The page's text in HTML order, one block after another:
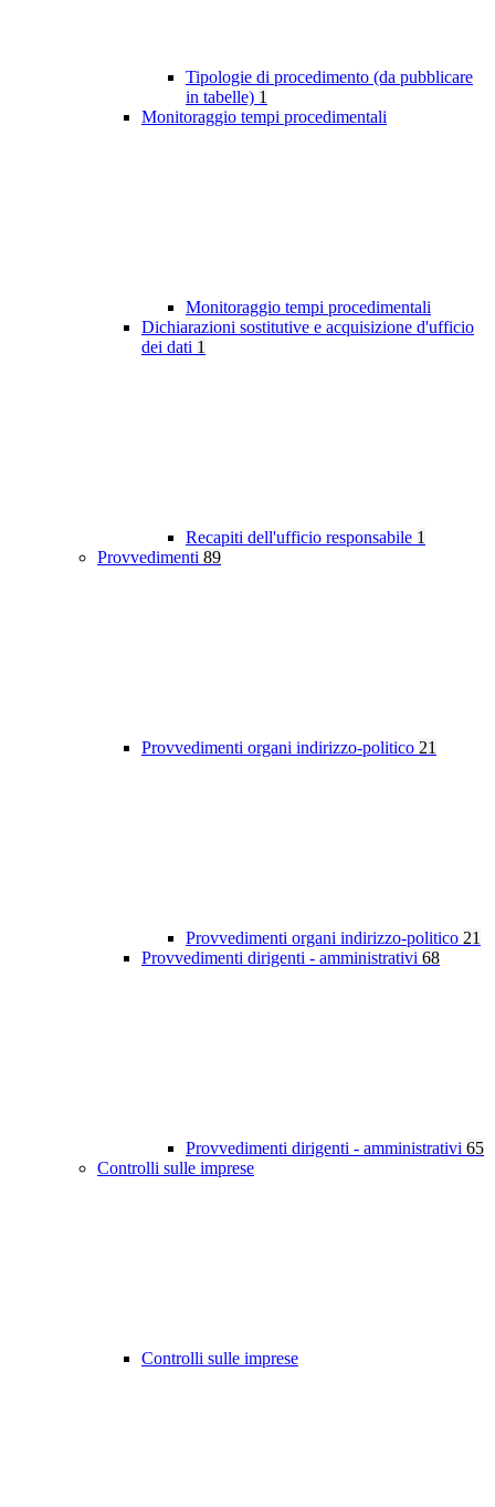
Tipologie di procedimento (da pubblicare
in tabelle) 1
Monitoraggio tempi procedimentali
Monitoraggio tempi procedimentali
Dichiarazioni sostitutive e acquisizione d'ufficio
dei dati 1
Recapiti dell'ufficio responsabile 1
Provvedimenti 89
Provvedimenti organi indirizzo-politico 21
Provvedimenti organi indirizzo-politico 21
Provvedimenti dirigenti - amministrativi 68
Provvedimenti dirigenti - amministrativi 65
Controlli sulle imprese
Controlli sulle imprese